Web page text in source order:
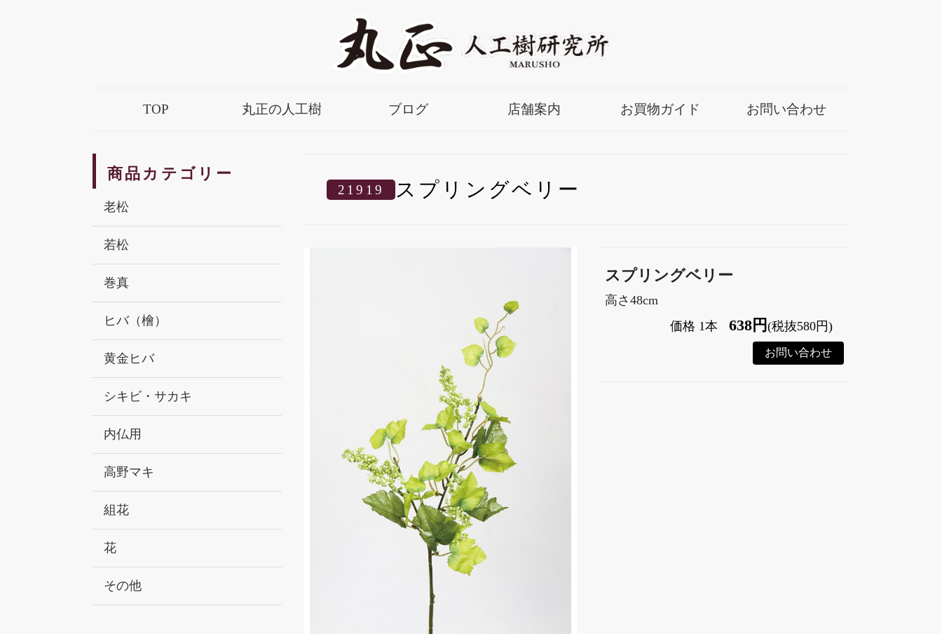
TOP 丸正の人工樹 ブログ 店舗案内 お買物ガイド お問い合わせ
商品カテゴリー
老松
若松
巻真
ヒバ（檜）
黄金ヒバ
シキビ・サカキ
内仏用
高野マキ
組花
花
その他
21919 スプリングベリー
スプリングベリー
高さ48cm
価格 1本
638円 (税抜580円)